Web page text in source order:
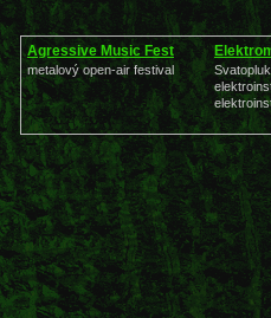
Agressive Music Fest
metalový open-air festival